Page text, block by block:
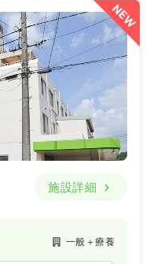
NEW
施設詳細
一般＋療養